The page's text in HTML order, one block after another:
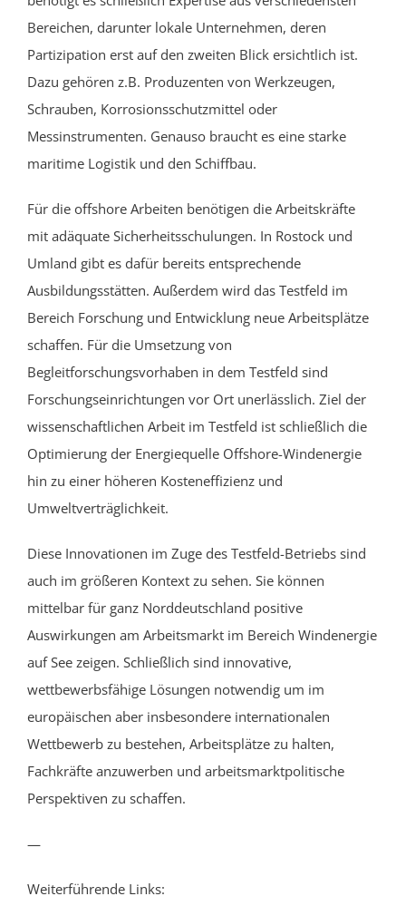
Bereichen, darunter lokale Unternehmen, deren
Partizipation erst auf den zweiten Blick ersichtlich ist.
Dazu gehören z.B. Produzenten von Werkzeugen,
Schrauben, Korrosionsschutzmittel oder
Messinstrumenten. Genauso braucht es eine starke
maritime Logistik und den Schiffbau.
Für die offshore Arbeiten benötigen die Arbeitskräfte
mit adäquate Sicherheitsschulungen. In Rostock und
Umland gibt es dafür bereits entsprechende
Ausbildungsstätten. Außerdem wird das Testfeld im
Bereich Forschung und Entwicklung neue Arbeitsplätze
schaffen. Für die Umsetzung von
Begleitforschungsvorhaben in dem Testfeld sind
Forschungseinrichtungen vor Ort unerlässlich. Ziel der
wissenschaftlichen Arbeit im Testfeld ist schließlich die
Optimierung der Energiequelle Offshore-Windenergie
hin zu einer höheren Kosteneffizienz und
Umweltverträglichkeit.
Diese Innovationen im Zuge des Testfeld-Betriebs sind
auch im größeren Kontext zu sehen. Sie können
mittelbar für ganz Norddeutschland positive
Auswirkungen am Arbeitsmarkt im Bereich Windenergie
auf See zeigen. Schließlich sind innovative,
wettbewerbsfähige Lösungen notwendig um im
europäischen aber insbesondere internationalen
Wettbewerb zu bestehen, Arbeitsplätze zu halten,
Fachkräfte anzuwerben und arbeitsmarktpolitische
Perspektiven zu schaffen.
—
Weiterführende Links: